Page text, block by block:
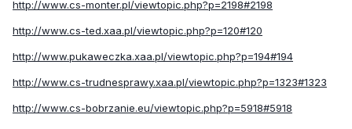
http://www.cs-monter.pl/viewtopic.php?p=2198#2198
http://www.cs-ted.xaa.pl/viewtopic.php?p=120#120
http://www.pukaweczka.xaa.pl/viewtopic.php?p=194#194
http://www.cs-trudnesprawy.xaa.pl/viewtopic.php?p=1323#1323
http://www.cs-bobrzanie.eu/viewtopic.php?p=5918#5918